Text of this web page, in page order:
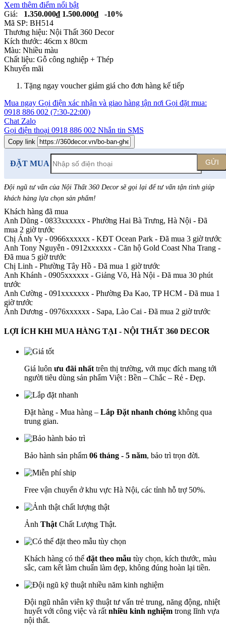
Xem thêm điểm nổi bật
Giá:
1.350.000₫ 1.500.000₫
-10%
Mã SP: BH514
Thương hiệu: Nội Thất 360 Decor
Kích thước: 46cm x 80cm
Màu: Nhiều màu
Chất liệu: Gỗ công nghiệp + Thép
Khuyến mãi
Tặng ngay voucher giảm giá cho đơn hàng kế tiếp
Mua ngay Gọi điện xác nhận và giao hàng tận nơi Gọi đặt mua:
0918 886 002 (7:30-22:00)
Chat Zalo
Gọi điện thoại 0918 886 002 Nhắn tin SMS
Copy link
ĐẶT MUA GỬI
Đội ngũ tư vấn của Nội Thất 360 Decor sẽ gọi lại để tư vấn tận tình giúp
khách hàng lựa chọn sản phẩm!
Khách hàng đã mua
Anh Dũng - 0833xxxxxx - Phường Hai Bà Trưng, Hà Nội - Đã
mua 2 giờ trước
Chị Ánh Vy - 0966xxxxxx - KĐT Ocean Park - Đã mua 3 giờ trước
Anh Tony Nguyễn - 0912xxxxxx - Căn hộ Gold Coast Nha Trang -
Đã mua 5 giờ trước
Chị Linh - Phường Tây Hồ - Đã mua 1 giờ trước
Anh Khánh - 0905xxxxxx - Giảng Võ, Hà Nội - Đã mua 30 phút
trước
Anh Cường - 091xxxxxxx - Phường Đa Kao, TP HCM - Đã mua 1
giờ trước
Ánh Dương - 0976xxxxxx - Sapa, Lào Cai - Đã mua 2 giờ trước
LỢI ÍCH KHI MUA HÀNG TẠI - NỘI THẤT 360 DECOR
Giá luôn ưu đãi nhất trên thị trường, với mục đích mang tới
người tiêu dùng sản phẩm Việt : Bền – Chắc – Rẻ - Đẹp.
Đặt hàng - Mua hàng – Lắp Đặt nhanh chóng không qua
trung gian.
Bảo hành sản phẩm 06 tháng - 5 năm, bảo trì trọn đời.
Free vận chuyển ở khu vực Hà Nội, các tỉnh hỗ trợ 50%.
Ảnh Thật Chất Lượng Thật.
Khách hàng có thể đặt theo mẫu tùy chọn, kích thước, màu
sắc, cam kết làm chuẩn làm đẹp, không đúng hoàn lại tiền.
Đội ngũ nhân viên kỹ thuật tư vấn trẻ trung, năng động, nhiệt
huyết với công việc và rất nhiều kinh nghiệm trong lĩnh vựa
nội thất.